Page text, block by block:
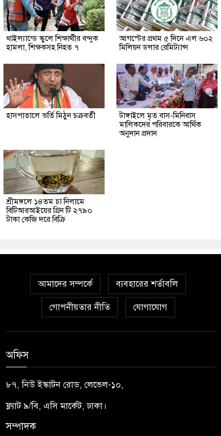
থাইল্যান্ডে স্কুলে শিক্ষার্থীর বন্দুক
হামলা, শিক্ষকসহ নিহত ৭
আগস্টের প্রথম ৫ দিনে এল ৬০২
মিলিয়ন ডলার রেমিট্যান্স
হাসপাতালে ভর্তি মিঠুন চক্রবর্তী
টাঙ্গাইলে মৃত বাস-মিনিবাস
মালিকদের পরিবারকে আর্থিক
অনুদান প্রদান
শ্রীমঙ্গলে ১৪তম চা নিলামে
বিটিআরআইয়ের গ্রিন টি ২৭৯০
টাকা কেজি দরে বিক্রি
আমাদের সম্পর্কে ব্যবহারের শর্তাবলি
গোপনীয়তার নীতি যোগাযোগ
অফিস
৮৭, নিউ ইস্কাটন রোড, লেভেল-১০,
ফ্ল্যাট ৯/বি, এসি মার্কেট, ঢাকা।
সম্পাদক